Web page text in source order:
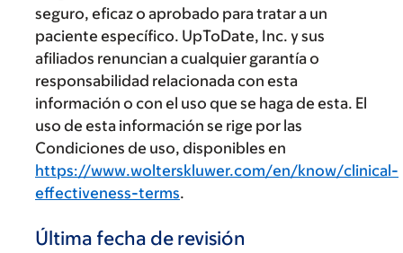
seguro, eficaz o aprobado para tratar a un
paciente específico. UpToDate, Inc. y sus
afiliados renuncian a cualquier garantía o
responsabilidad relacionada con esta
información o con el uso que se haga de esta. El
uso de esta información se rige por las
Condiciones de uso, disponibles en
https://www.wolterskluwer.com/en/know/clinical-
effectiveness-terms.
Última fecha de revisión